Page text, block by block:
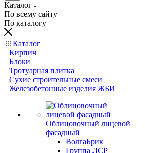
Каталог
По всему сайту
По каталогу
Каталог
Кирпич
Блоки
Тротуарная плитка
Сухие строительные смеси
Железобетонные изделия ЖБИ
Облицовочный лицевой
фасадный
ВолгаБрик
Группа ЛСР